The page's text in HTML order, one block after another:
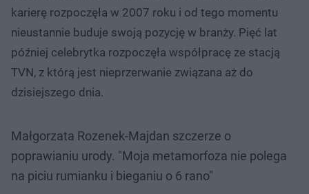
karierę rozpoczęła w 2007 roku i od tego momentu
nieustannie buduje swoją pozycję w branży. Pięć lat
później celebrytka rozpoczęła współpracę ze stacją
TVN, z którą jest nieprzerwanie związana aż do
dzisiejszego dnia.
Małgorzata Rozenek-Majdan szczerze o
poprawianiu urody. "Moja metamorfoza nie polega
na piciu rumianku i bieganiu o 6 rano"